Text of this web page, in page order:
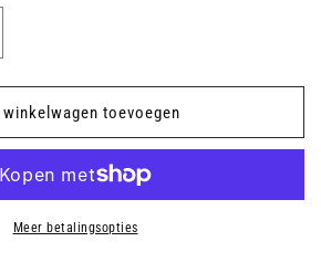
winkelwagen toevoegen
Meer betalingsopties